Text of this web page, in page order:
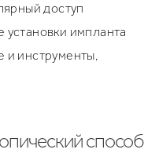
доступ
импланта
и инструменты,
способ